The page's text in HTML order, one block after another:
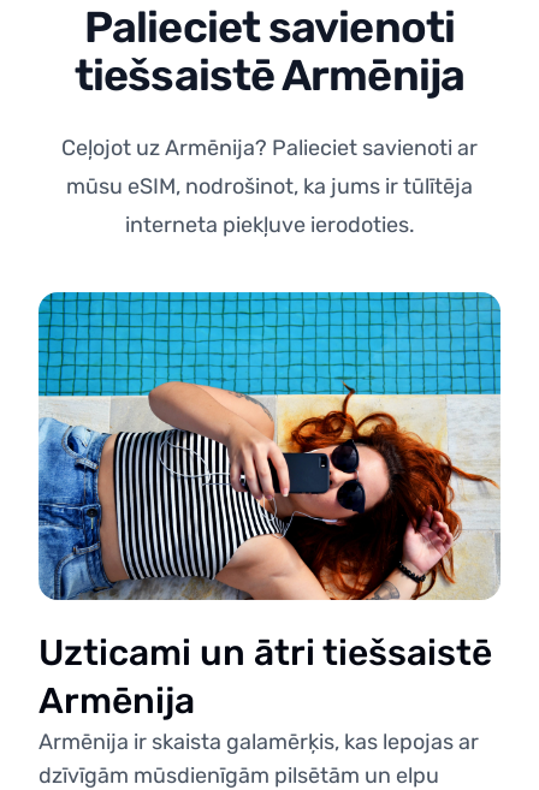
Palieciet savienoti
tiešsaistē Armēnija
Ceļojot uz Armēnija? Palieciet savienoti ar
mūsu eSIM, nodrošinot, ka jums ir tūlītēja
interneta piekļuve ierodoties.
Uzticami un ātri tiešsaistē
Armēnija
Armēnija ir skaista galamērķis, kas lepojas ar
dzīvīgām mūsdienīgām pilsētām un elpu